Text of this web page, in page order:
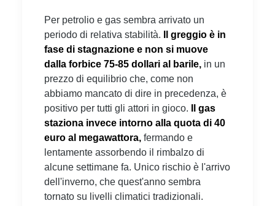
Per petrolio e gas sembra arrivato un
periodo di relativa stabilità.
Il greggio è in
fase di stagnazione e non si muove
dalla forbice 75-85 dollari al barile, in un
prezzo di equilibrio che, come non
abbiamo mancato di dire in precedenza, è
positivo per tutti gli attori in gioco.
Il gas
staziona invece intorno alla quota di 40
euro al megawattora, fermando e
lentamente assorbendo il rimbalzo di
alcune settimane fa. Unico rischio è l'arrivo
dell'inverno, che quest'anno sembra
tornato su livelli climatici tradizionali.